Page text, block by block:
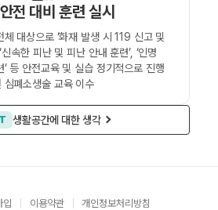
전 대비 훈련 실시
대상으로 ‘화재 발생 시 119 신고 및
신속한 피난 및 피난 안내 훈련’, ‘인명
’ 등 안전교육 및 실습 정기적으로 진행
심폐소생술 교육 이수
생활공간에 대한 생각
입 이용약관 개인정보처리방침